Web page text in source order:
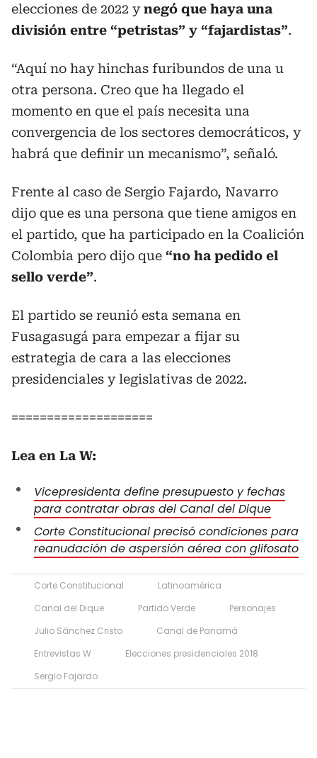
elecciones de 2022 ynegó que haya una
división entre “petristas” y “fajardistas”.
“Aquí no hay hinchas furibundos de una u
otra persona. Creo que ha llegado el
momento en que el país necesita una
convergencia de los sectores democráticos, y
habrá que definir un mecanismo”, señaló.
Frente al caso de Sergio Fajardo, Navarro
dijo que es una persona que tiene amigos en
el partido, que ha participado en la Coalición
Colombia pero dijo que “no ha pedido el
sello verde”.
El partido se reunió esta semana en
Fusagasugá para empezar a fijar su
estrategia de cara a las elecciones
presidenciales y legislativas de 2022.
====================
Lea en La W:
Vicepresidenta define presupuesto y fechas
para contratar obras del Canal del Dique
Corte Constitucional precisó condiciones para
reanudación de aspersión aérea con glifosato
Corte Constitucional
Latinoamérica
Canal del Dique
Partido Verde
Personajes
Julio Sánchez Cristo
Canal de Panamá
Entrevistas W
Elecciones presidenciales 2018
Sergio Fajardo